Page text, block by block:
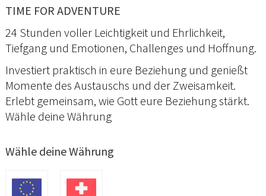
TIME FOR ADVENTURE
24 Stunden voller Leichtigkeit und Ehrlichkeit,
Tiefgang und Emotionen, Challenges und Hoffnung.
Investiert praktisch in eure Beziehung und genießt
Momente des Austauschs und der Zweisamkeit.
Erlebt gemeinsam, wie Gott eure Beziehung stärkt.
Wähle deine Währung
Wähle deine Währung